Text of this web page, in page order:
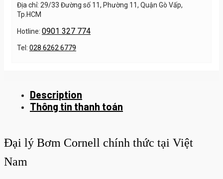
Địa chỉ: 29/33 Đường số 11, Phường 11, Quận Gò Vấp,
Tp.HCM
Hotline: 0901 327 774
Tel: 028 6262 6779
Description
Thông tin thanh toán
Đại lý Bơm Cornell chính thức tại Việt
Nam